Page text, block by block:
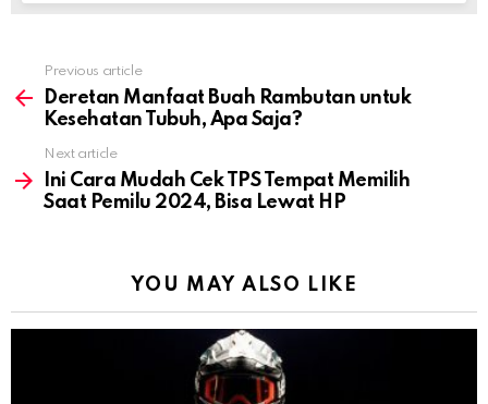
more
Previous article
Deretan Manfaat Buah Rambutan untuk
Kesehatan Tubuh, Apa Saja?
Next article
Ini Cara Mudah Cek TPS Tempat Memilih
Saat Pemilu 2024, Bisa Lewat HP
YOU MAY ALSO LIKE